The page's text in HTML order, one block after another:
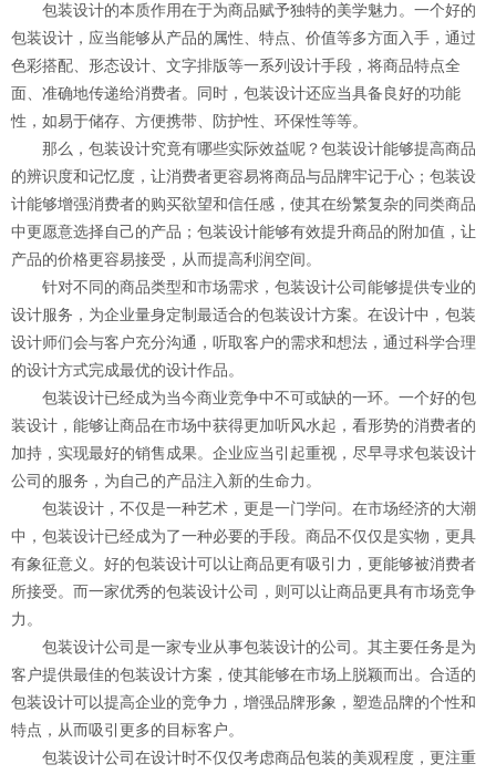
包装设计的本质作用在于为商品赋予独特的美学魅力。一个好的
包装设计，应当能够从产品的属性、特点、价值等多方面入手，通过
色彩搭配、形态设计、文字排版等一系列设计手段，将商品特点全
面、准确地传递给消费者。同时，包装设计还应当具备良好的功能
性，如易于储存、方便携带、防护性、环保性等等。
那么，包装设计究竟有哪些实际效益呢？包装设计能够提高商品
的辨识度和记忆度，让消费者更容易将商品与品牌牢记于心；包装设
计能够增强消费者的购买欲望和信任感，使其在纷繁复杂的同类商品
中更愿意选择自己的产品；包装设计能够有效提升商品的附加值，让
产品的价格更容易接受，从而提高利润空间。
针对不同的商品类型和市场需求，包装设计公司能够提供专业的
设计服务，为企业量身定制最适合的包装设计方案。在设计中，包装
设计师们会与客户充分沟通，听取客户的需求和想法，通过科学合理
的设计方式完成最优的设计作品。
包装设计已经成为当今商业竞争中不可或缺的一环。一个好的包
装设计，能够让商品在市场中获得更加听风水起，看形势的消费者的
加持，实现最好的销售成果。企业应当引起重视，尽早寻求包装设计
公司的服务，为自己的产品注入新的生命力。
包装设计，不仅是一种艺术，更是一门学问。在市场经济的大潮
中，包装设计已经成为了一种必要的手段。商品不仅仅是实物，更具
有象征意义。好的包装设计可以让商品更有吸引力，更能够被消费者
所接受。而一家优秀的包装设计公司，则可以让商品更具有市场竞争
力。
包装设计公司是一家专业从事包装设计的公司。其主要任务是为
客户提供最佳的包装设计方案，使其能够在市场上脱颖而出。合适的
包装设计可以提高企业的竞争力，增强品牌形象，塑造品牌的个性和
特点，从而吸引更多的目标客户。
包装设计公司在设计时不仅仅考虑商品包装的美观程度，更注重